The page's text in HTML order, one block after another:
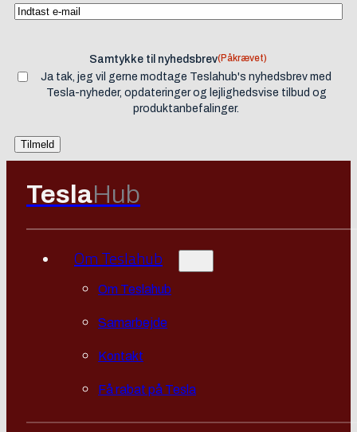
Samtykke til nyhedsbrev(Påkrævet)
Ja tak, jeg vil gerne modtage Teslahub's nyhedsbrev med
Tesla-nyheder, opdateringer og lejlighedsvise tilbud og
produktanbefalinger.
TeslaHub
Om Teslahub
Om Teslahub
Samarbejde
Kontakt
Få rabat på Tesla